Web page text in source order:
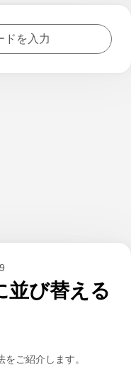
び替える
ご紹介します。